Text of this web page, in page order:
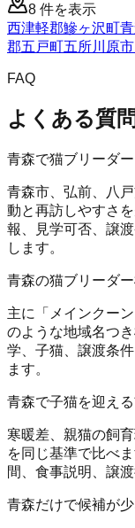
8 件を表示
西津軽郡鰺ヶ沢町
郡五戸町五所川原市
FAQ
よくある質問
青森で猫ブリーダ
青森市、弘前、八
動と再訪しやすさ
報、見学可否、譲
します。
青森の猫ブリーダ
主に「メインクー
のような地域名つ
学、子猫、譲渡条
ます。
青森で子猫を迎え
寒暖差、親猫の飼
を同じ基準で比べ
間、食事説明、譲
青森だけで候補が